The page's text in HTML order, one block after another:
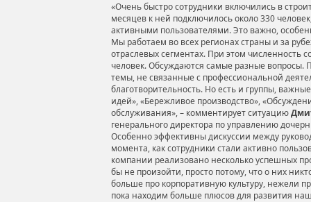
«Очень быстро сотрудники включились в
месяцев к ней подключилось около 330
активными пользователями. Это важно,
Мы работаем во всех регионах страны и за
отраслевых сегментах. При этом численность
человек. Обсуждаются самые разные
темы, не связанные с профессиональной
благотворительность. Но есть и группы,
идей», «Бережливое производство»,
обслуживания», – комментирует ситуацию
генерального директора по управлению
Особенно эффективны дискуссии между
момента, как сотрудники стали активно
компании реализовано несколько успешных
бы не произойти, просто потому, что о них
больше про корпоративную культуру, нежели
пока находим больше плюсов для развития